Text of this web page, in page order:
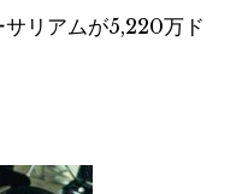
リアムが5,220万ド